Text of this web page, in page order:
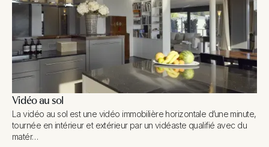
Vidéo au sol
La vidéo au sol est une vidéo immobilière horizontale d’une minute,
tournée en intérieur et extérieur par un vidéaste qualifié avec du
matér…